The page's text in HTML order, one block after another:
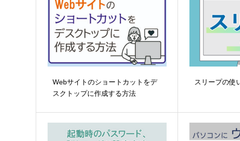
Webサイトのショートカットをデ
スクトップに作成する方法
スリープの使